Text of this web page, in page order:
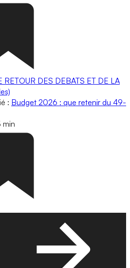
RETOUR DES DEBATS ET DE LA
: Budget 2026 : que retenir du 49-
min